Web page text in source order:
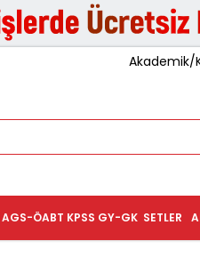
Akademik/
SETLER
KPSS GY-GK
AGS-ÖABT